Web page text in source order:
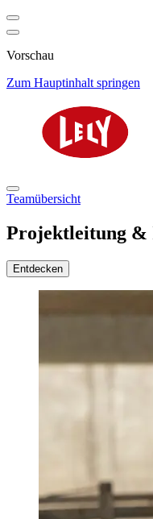
Vorschau
Zum Hauptinhalt springen
Teamübersicht
Projektleitung &
Entdecken